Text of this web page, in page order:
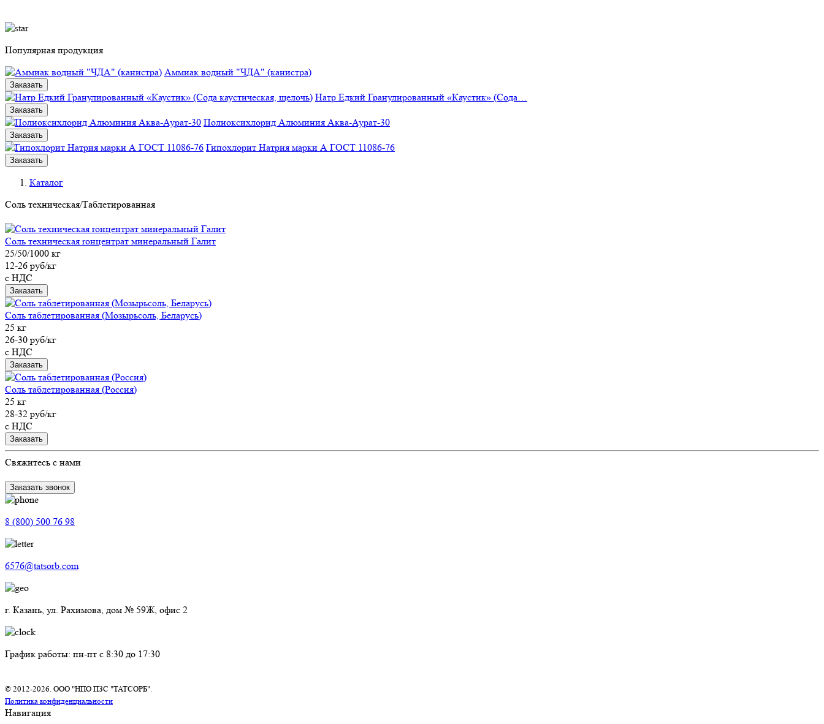
Популярная продукция
Аммиак водный "ЧДА" (канистра)
Заказать
Натр Едкий Гранулированный «Каустик» (Сода…
Заказать
Полиоксихлорид Алюминия Аква-Аурат-30
Заказать
Гипохлорит Натрия марки А ГОСТ 11086-76
Заказать
Каталог
Соль техническая/Таблетированная
Соль техническая rонцентрат минеральный Галит
25/50/1000 кг
12-26 руб/кг
с НДС
Заказать
Соль таблетированная (Мозырьсоль, Беларусь)
25 кг
26-30 руб/кг
с НДС
Заказать
Соль таблетированная (Россия)
25 кг
28-32 руб/кг
с НДС
Заказать
Свяжитесь с нами
Заказать звонок
8 (800) 500 76 98
6576@tatsorb.com
г. Казань, ул. Рахимова, дом № 59Ж, офис 2
График работы: пн-пт с 8:30 до 17:30
© 2012-2026. ООО "НПО ПЗС "ТАТСОРБ".
Политика конфиденциальности
Навигация